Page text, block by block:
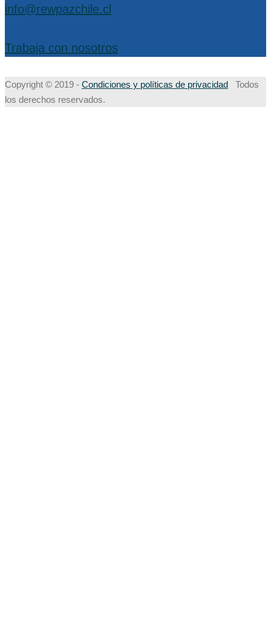
info@rewpazchile.cl
Trabaja con nosotros
Copyright © 2019 - Condiciones y políticas de privacidad Todos
los derechos reservados.